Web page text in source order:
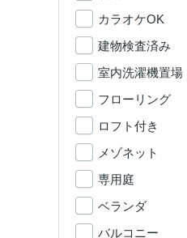
カラオケOK
建物検査済み
室内洗濯機置場
フローリング
ロフト付き
メゾネット
専用庭
ベランダ
バルコニー